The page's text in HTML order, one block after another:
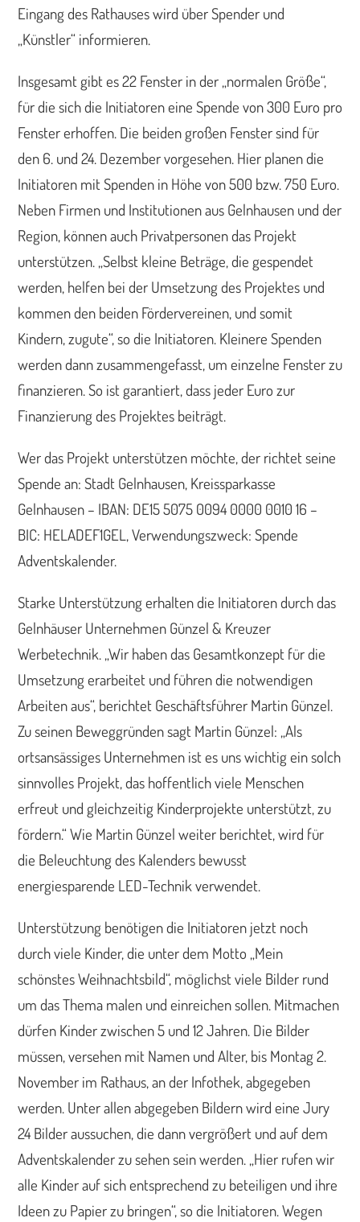
Eingang des Rathauses wird über Spender und
„Künstler“ informieren.
Insgesamt gibt es 22 Fenster in der „normalen Größe“,
für die sich die Initiatoren eine Spende von 300 Euro pro
Fenster erhoffen. Die beiden großen Fenster sind für
den 6. und 24. Dezember vorgesehen. Hier planen die
Initiatoren mit Spenden in Höhe von 500 bzw. 750 Euro.
Neben Firmen und Institutionen aus Gelnhausen und der
Region, können auch Privatpersonen das Projekt
unterstützen. „Selbst kleine Beträge, die gespendet
werden, helfen bei der Umsetzung des Projektes und
kommen den beiden Fördervereinen, und somit
Kindern, zugute“, so die Initiatoren. Kleinere Spenden
werden dann zusammengefasst, um einzelne Fenster zu
finanzieren. So ist garantiert, dass jeder Euro zur
Finanzierung des Projektes beiträgt.
Wer das Projekt unterstützen möchte, der richtet seine
Spende an: Stadt Gelnhausen, Kreissparkasse
Gelnhausen – IBAN: DE15 5075 0094 0000 0010 16 –
BIC: HELADEF1GEL, Verwendungszweck: Spende
Adventskalender.
Starke Unterstützung erhalten die Initiatoren durch das
Gelnhäuser Unternehmen Günzel & Kreuzer
Werbetechnik. „Wir haben das Gesamtkonzept für die
Umsetzung erarbeitet und führen die notwendigen
Arbeiten aus“, berichtet Geschäftsführer Martin Günzel.
Zu seinen Beweggründen sagt Martin Günzel: „Als
ortsansässiges Unternehmen ist es uns wichtig ein solch
sinnvolles Projekt, das hoffentlich viele Menschen
erfreut und gleichzeitig Kinderprojekte unterstützt, zu
fördern.“ Wie Martin Günzel weiter berichtet, wird für
die Beleuchtung des Kalenders bewusst
energiesparende LED-Technik verwendet.
Unterstützung benötigen die Initiatoren jetzt noch
durch viele Kinder, die unter dem Motto „Mein
schönstes Weihnachtsbild“, möglichst viele Bilder rund
um das Thema malen und einreichen sollen. Mitmachen
dürfen Kinder zwischen 5 und 12 Jahren. Die Bilder
müssen, versehen mit Namen und Alter, bis Montag 2.
November im Rathaus, an der Infothek, abgegeben
werden. Unter allen abgegeben Bildern wird eine Jury
24 Bilder aussuchen, die dann vergrößert und auf dem
Adventskalender zu sehen sein werden. „Hier rufen wir
alle Kinder auf sich entsprechend zu beteiligen und ihre
Ideen zu Papier zu bringen“, so die Initiatoren. Wegen